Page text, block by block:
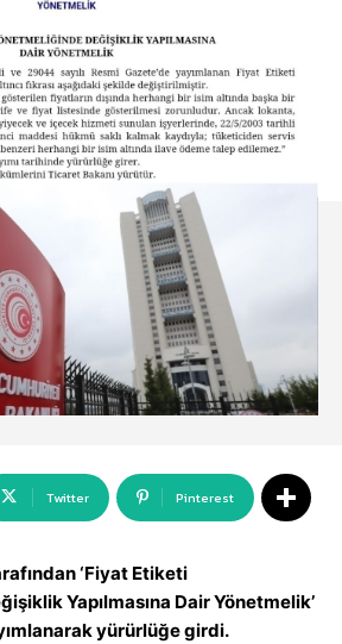
Twitter Pinterest
‘Fiyat Etiketi
Yapılmasına Dair Yönetmelik’
yürürlüğe girdi.